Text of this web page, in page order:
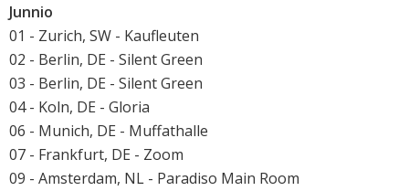
Junnio
01 - Zurich, SW - Kaufleuten
02 - Berlin, DE - Silent Green
03 - Berlin, DE - Silent Green
04 - Koln, DE - Gloria
06 - Munich, DE - Muffathalle
07 - Frankfurt, DE - Zoom
09 - Amsterdam, NL - Paradiso Main Room